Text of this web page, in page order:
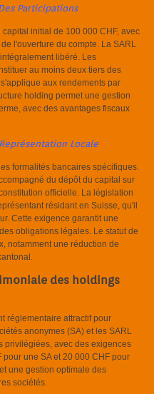
Participations
initial de 100 000 CHF, avec
l'ouverture du compte. La SARL
libéré. Les
au moins deux tiers des
aux rendements par
holding permet une gestion
avec des avantages fiscaux
Locale
formalités bancaires spécifiques.
du dépôt du capital sur
officielle. La législation
résidant en Suisse, qu'il
Cette exigence garantit une
obligations légales. Le statut de
notamment une réduction de
des holdings
réglementaire attractif pour
anonymes (SA) et les SARL
privilégiées, avec des exigences
une SA et 20 000 CHF pour
une gestion optimale des
sociétés.